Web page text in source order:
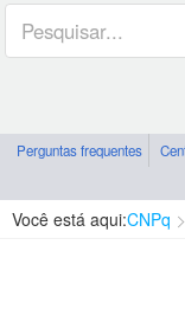
Perguntas frequentes
Você está aqui:CNPq